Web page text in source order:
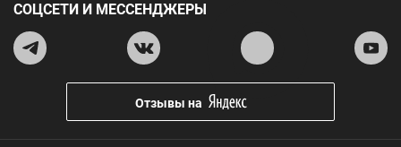
СОЦСЕТИ И МЕССЕНДЖЕРЫ
Отзывы на